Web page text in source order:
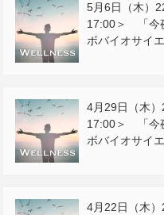
5月6日（木）
17:00＞ 「今
ボバイオサイ
4月29日（木）
17:00＞ 「今
ボバイオサイ
4月22日（木）